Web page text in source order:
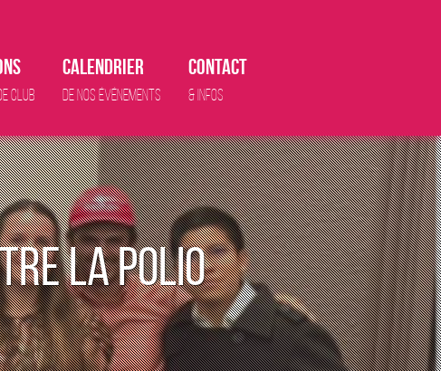
club
Calendrier
De nos événements
Contact
& infos
la polio